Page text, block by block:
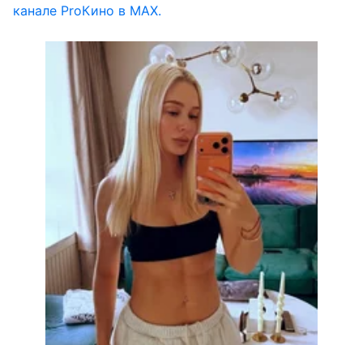
канале ProКино в MAX.